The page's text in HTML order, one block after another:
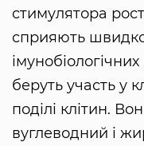
стимулятора
сприяють
беруть участь у
поділі клітин.
вуглеводний і